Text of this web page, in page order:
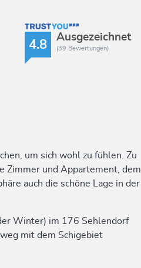
TrustYou Rating
4.8
Ausgezeichnet
(39 Bewertungen)
um sich wohl zu fühlen. Zu
Zimmer und Appartement, dem
auch die schöne Lage in der
Winter) im 176 Sehlendorf
mit dem Schigebiet